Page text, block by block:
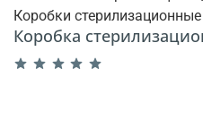
Коробки стерилизационные
Коробка